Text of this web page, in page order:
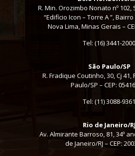
R. Min. Orozimbo Nonato nº 102,
“Edifício Icon – Torre A ”,
Nova Lima, Minas Gerais –
Tel: (16) 3441-2000
São Paulo/SP
R. Fradique Coutinho, 30, Cj
Paulo/SP – CEP:
Tel: (11) 3088-9361
Rio de Janeiro/RJ
Av. Almirante Barroso, 81, 34º
de Janeiro/RJ – CEP: